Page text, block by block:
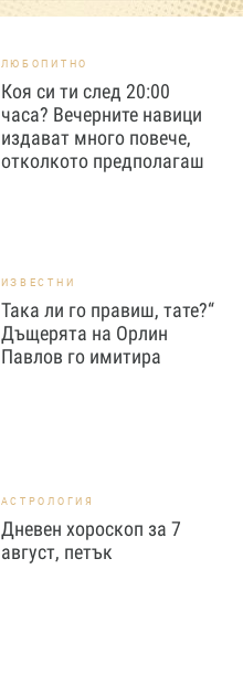
ЛЮБОПИТНО
Коя си ти след 20:00
часа? Вечерните навици
издават много повече,
отколкото предполагаш
ИЗВЕСТНИ
Така ли го правиш, тате?“
Дъщерята на Орлин
Павлов го имитира
АСТРОЛОГИЯ
Дневен хороскоп за 7
август, петък